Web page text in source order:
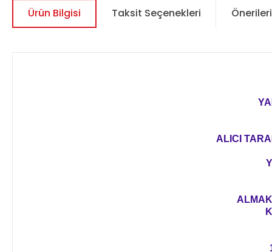
Ürün Bilgisi Taksit Seçenekleri
ALICI